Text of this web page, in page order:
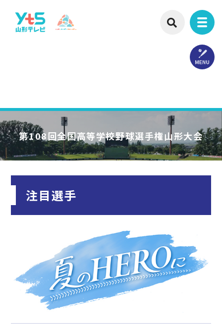
第108回全国高等学校野球選手権山形大会
注目選手